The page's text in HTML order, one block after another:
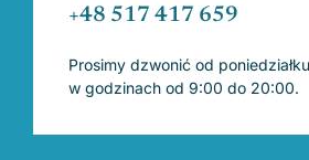
+48 517 417 659
Prosimy dzwonić od
w godzinach od 9:00 do 20:00.